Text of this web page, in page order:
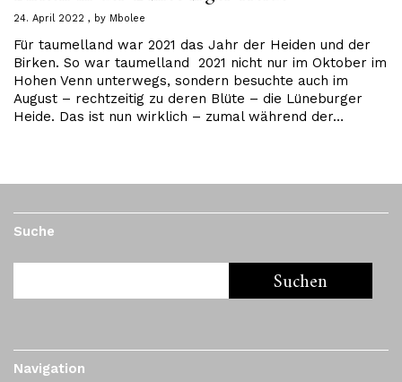
24. April 2022 by Mbolee
Für taumelland war 2021 das Jahr der Heiden und der
Birken. So war taumelland 2021 nicht nur im Oktober im
Hohen Venn unterwegs, sondern besuchte auch im
August – rechtzeitig zu deren Blüte – die Lüneburger
Heide. Das ist nun wirklich – zumal während der…
Suche
Navigation